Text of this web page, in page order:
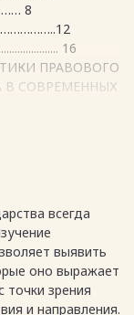
8
16
ПРАВОВОГО
В СОВРЕМЕННЫХ
20
23
27
31
всегда
выявить
оно выражает
точки зрения
и направления.